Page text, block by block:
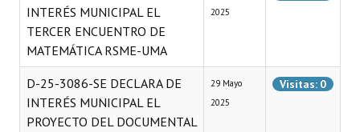
INTERÉS MUNICIPAL EL
TERCER ENCUENTRO DE
MATEMÁTICA RSME-UMA
2025
D-25-3086-SE DECLARA DE
INTERÉS MUNICIPAL EL
PROYECTO DEL DOCUMENTAL
29 Mayo
2025
Visitas: 0